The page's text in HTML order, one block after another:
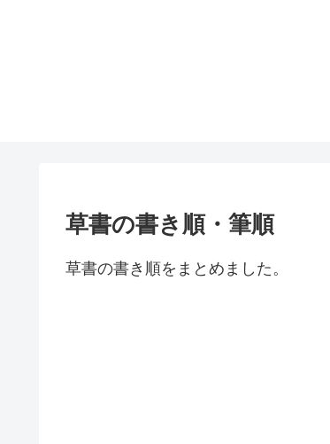
草書の書き順・筆順
草書の書き順をまとめました。